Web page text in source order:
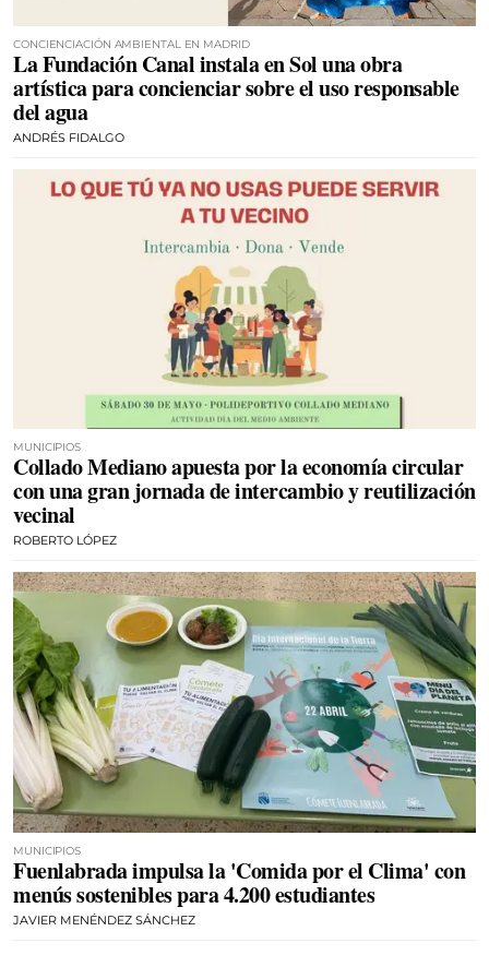
CONCIENCIACIÓN AMBIENTAL EN MADRID
La Fundación Canal instala en Sol una obra
artística para concienciar sobre el uso responsable
del agua
ANDRÉS FIDALGO
MUNICIPIOS
Collado Mediano apuesta por la economía circular
con una gran jornada de intercambio y reutilización
vecinal
ROBERTO LÓPEZ
MUNICIPIOS
Fuenlabrada impulsa la 'Comida por el Clima' con
menús sostenibles para 4.200 estudiantes
JAVIER MENÉNDEZ SÁNCHEZ